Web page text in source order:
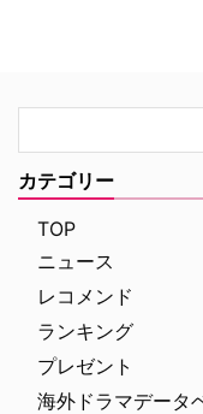
カテゴリー
TOP
ニュース
レコメンド
ランキング
プレゼント
海外ドラマデータ